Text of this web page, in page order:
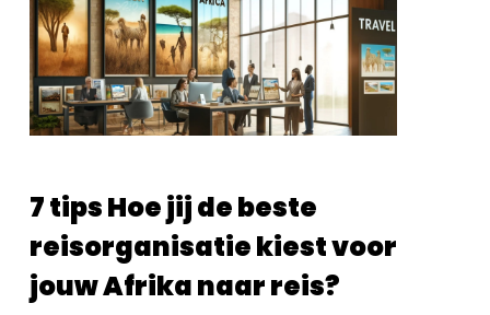
7 tips Hoe jij de beste
reisorganisatie kiest voor
jouw Afrika naar reis?